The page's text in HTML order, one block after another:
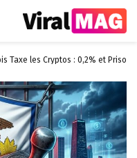
Taxe les Cryptos : 0,2% et Prison